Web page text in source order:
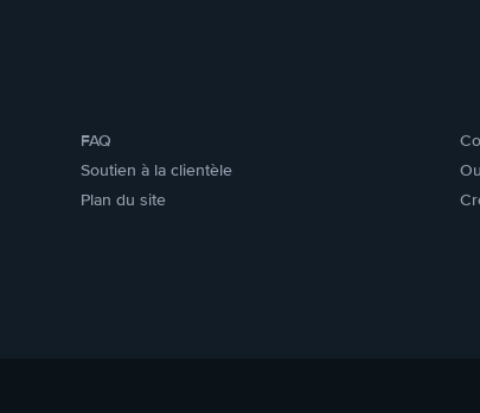
FAQ
Soutien à la clientèle
Plan du site